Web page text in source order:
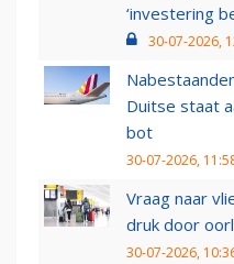
‘investering
30-07-2026,
Duitse staat
bot
30-07-2026,
Vraag naar
druk door
30-07-2026,